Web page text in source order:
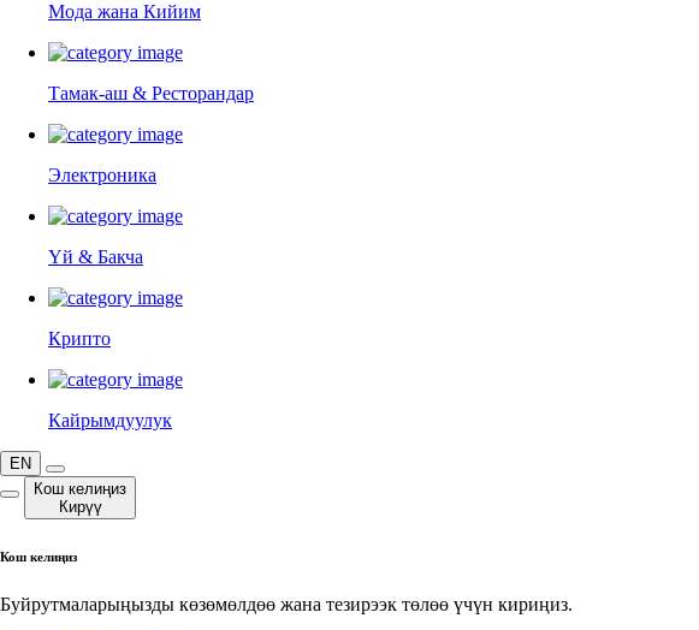
Мода жана Кийим
Тамак-аш & Ресторандар
Электроника
Үй & Бакча
Крипто
Кайрымдуулук
EN
Кош келиңиз
Кирүү
Кош келиңиз
Буйрутмаларыңызды көзөмөлдөө жана тезирээк төлөө үчүн кириңиз.